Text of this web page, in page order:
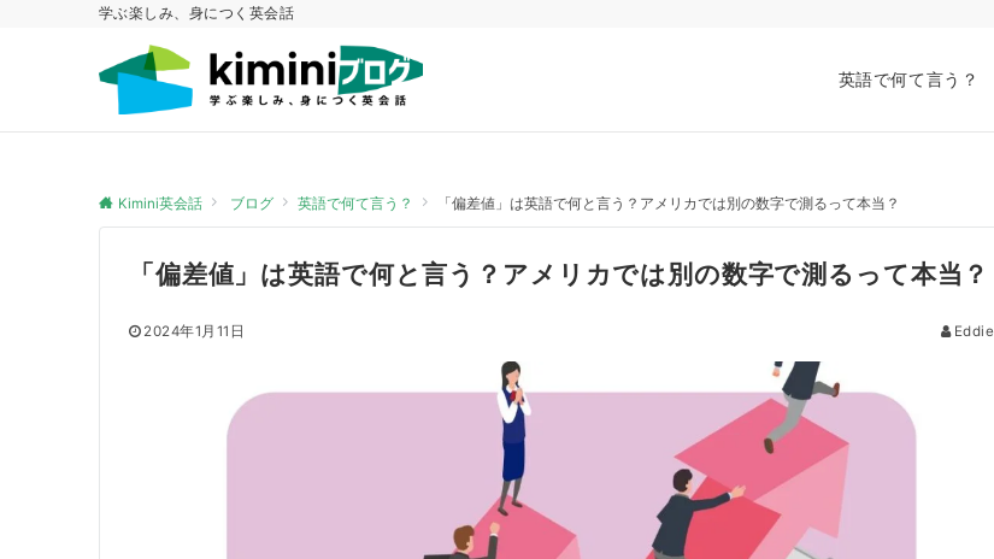
学ぶ楽しみ、身につく英会話
英語で何て言う？
Kimini英会話 ブログ 英語で何て言う？ 「偏差値」は英語で何と言う？アメリカでは別の数字で測るって本当？
「偏差値」は英語で何と言う？アメリカでは別の数字で測るって本当？
2024年1月11日 Eddie